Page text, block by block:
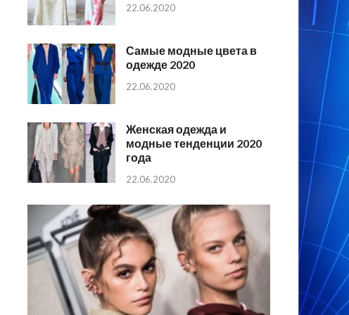
22.06.2020
Самые модные цвета в
одежде 2020
22.06.2020
Женская одежда и
модные тенденции 2020
года
22.06.2020